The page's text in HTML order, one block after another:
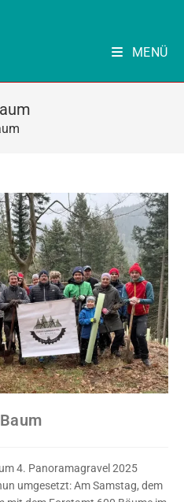
MENÜ
4. Panoramagravel 2025
umgesetzt: Am Samstag, dem